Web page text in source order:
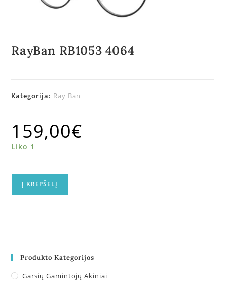
RayBan RB1053 4064
Kategorija: Ray Ban
159,00€
Liko 1
Į KREPŠELĮ
Produkto Kategorijos
Garsių Gamintojų Akiniai